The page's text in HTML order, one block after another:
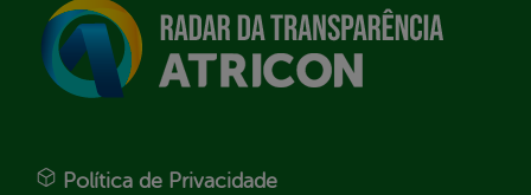
Política de Privacidade